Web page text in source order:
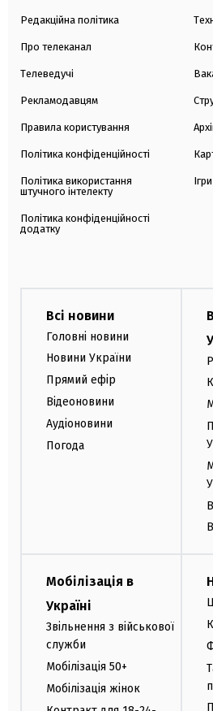
Редакційна політика
Про телеканал
Телеведучі
Рекламодавцям
Правила користування
Політика конфіденційності
Політика використання
штучного інтелекту
Політика конфіденційності
додатку
Ігри
Всі новини
Головні новини
Новини України
Прямий ефір
Відеоновини
Аудіоновини
Погода
Мобілізація в
Україні
Звільнення з військової
служби
Мобілізація 50+
Мобілізація жінок